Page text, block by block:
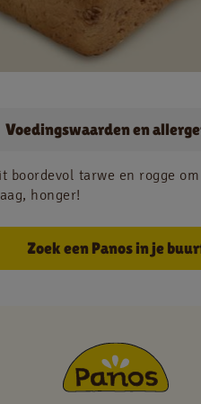
Jobs
Juridische informatie
Privacy policy
Cookie policy
Voedingswaarden en
boordevol tarwe en rogge
honger!
Zoek een Panos in je